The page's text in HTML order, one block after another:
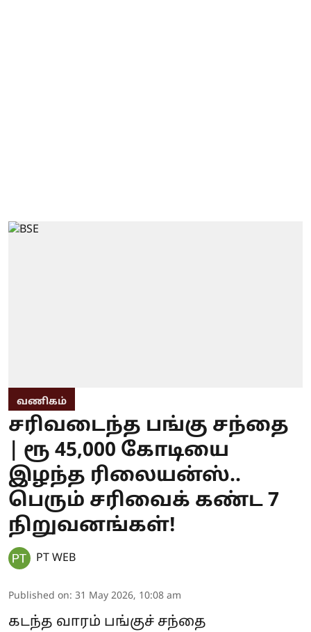
வணிகம்
சரிவடைந்த பங்கு சந்தை
| ரூ 45,000 கோடியை
இழந்த ரிலையன்ஸ்..
பெரும் சரிவைக் கண்ட 7
நிறுவனங்கள்!
PT WEB
Published on: 31 May 2026, 10:08 am
கடந்த வாரம் பங்குச் சந்தை